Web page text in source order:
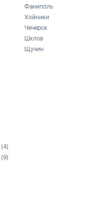
Фаниполь
Хойники
Чечерск
Шклов
Щучин
(4)
(9)